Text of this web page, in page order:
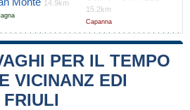
14.9km
15.2km
Capanna
PER IL TEMPO
VICINANZ EDI